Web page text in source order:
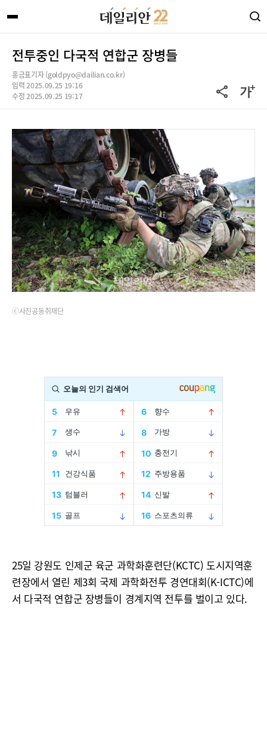
전투중인 다국적 연합군 장병들
홍금표기자 (goldpyo@dailian.co.kr)
입력 2025.09.25 19:16
수정 2025.09.25 19:17
ⓒ사진공동취재단
25일 강원도 인제군 육군 과학화훈련단(KCTC) 도시지역훈
련장에서 열린 제3회 국제 과학화전투 경연대회(K-ICTC)에
서 다국적 연합군 장병들이 경계지역 전투를 벌이고 있다.